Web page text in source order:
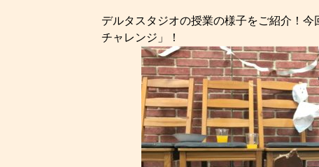
デルタスタジオの授業の様子をご紹介！
チャレンジ」！